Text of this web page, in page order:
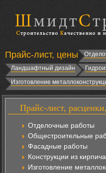
Прайс-лист, цены
Ландшафтный дизайн
Изготовление
Прайс-лист,
Отделочные работы
Общестроительные
Фасадные работы
Конструкции из
Изготовление